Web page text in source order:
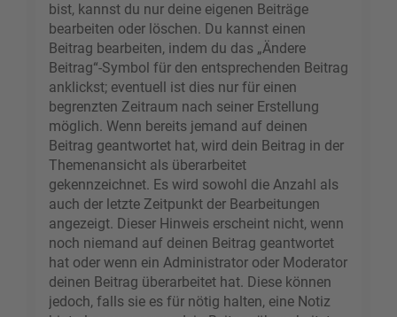
bist, kannst du nur deine eigenen Beiträge
bearbeiten oder löschen. Du kannst einen
Beitrag bearbeiten, indem du das „Ändere
Beitrag“-Symbol für den entsprechenden Beitrag
anklickst; eventuell ist dies nur für einen
begrenzten Zeitraum nach seiner Erstellung
möglich. Wenn bereits jemand auf deinen
Beitrag geantwortet hat, wird dein Beitrag in der
Themenansicht als überarbeitet
gekennzeichnet. Es wird sowohl die Anzahl als
auch der letzte Zeitpunkt der Bearbeitungen
angezeigt. Dieser Hinweis erscheint nicht, wenn
noch niemand auf deinen Beitrag geantwortet
hat oder wenn ein Administrator oder Moderator
deinen Beitrag überarbeitet hat. Diese können
jedoch, falls sie es für nötig halten, eine Notiz